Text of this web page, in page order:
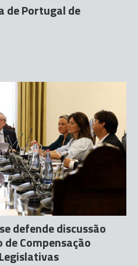
de Portugal de
defende discussão
Compensação